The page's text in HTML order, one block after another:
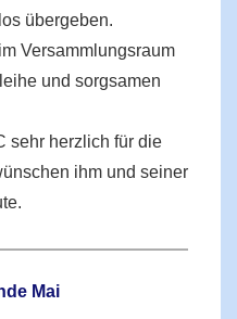
übergeben.
Versammlungsraum
und sorgsamen
sehr herzlich für die
ihm und seiner
Mai